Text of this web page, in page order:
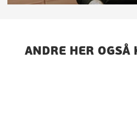
ANDRE HER OGSÅ